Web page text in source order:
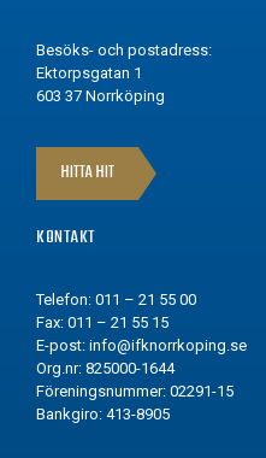
Besöks- och postadress:
Ektorpsgatan 1
603 37 Norrköping
HITTA HIT
KONTAKT
Telefon: 011 – 21 55 00
Fax: 011 – 21 55 15
E-post: info@ifknorrkoping.se
Org.nr: 825000-1644
Föreningsnummer: 02291-15
Bankgiro: 413-8905